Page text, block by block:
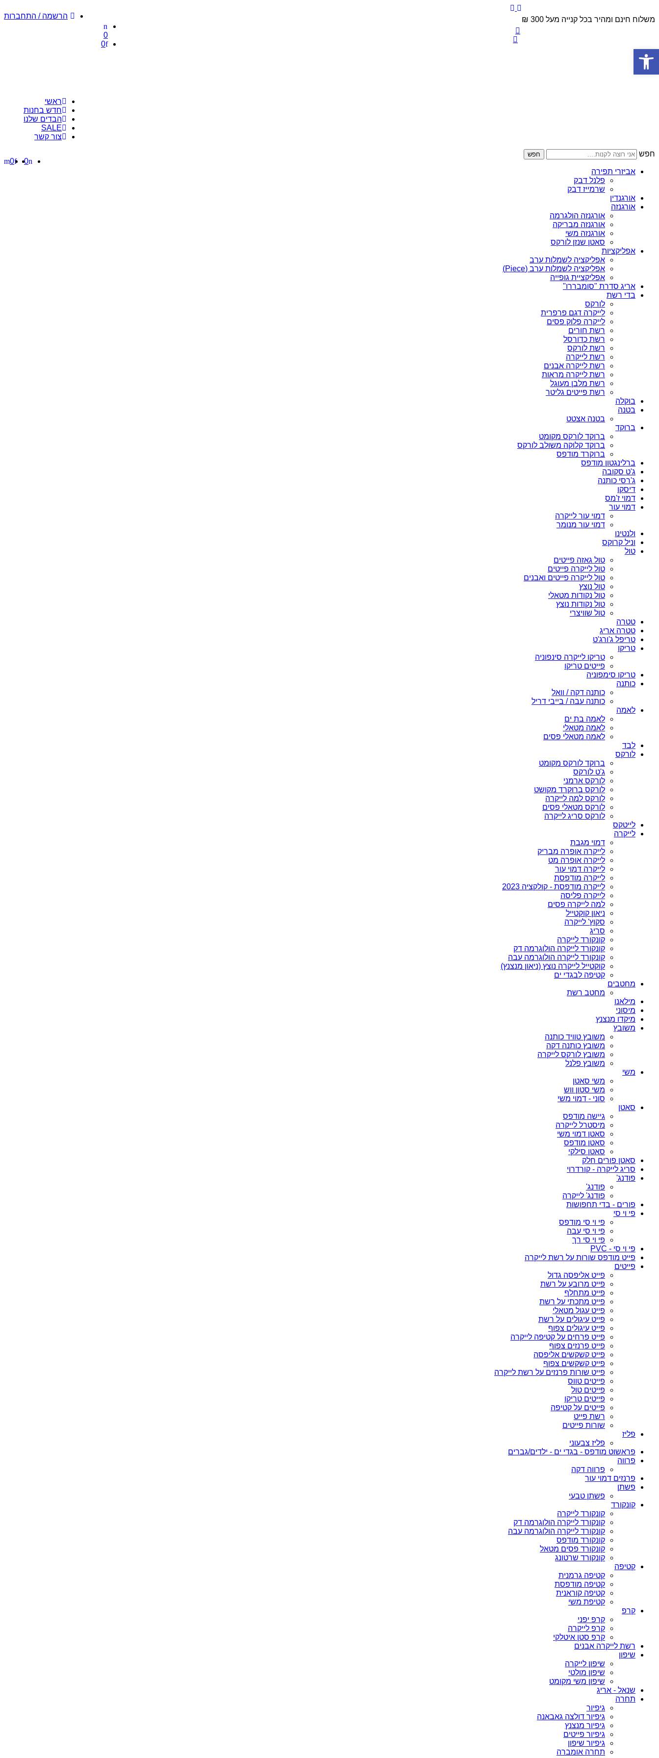
משלוח חינם ומהיר בכל קנייה מעל 300 ₪ הרשמה / התחברות
0
0
ראשי
חדש בחנות
הבדים שלנו
SALE
צור קשר
0
0
חפש חפש
אביזרי תפירה
פלנל דבק
שרמייז דבק
אורגנדין
אורגנזה
אורגנזה הולגרמה
אורגנזה מבריקה
אורגנזה משי
סאטן שנזן לורקס
אפליקציות
אפליקציה לשמלות ערב
אפליקציה לשמלות ערב (Piece)
אפליקציית גופייה
אריג סדרת "סומבררו"
בדי רשת
לורקס
לייקרה דגם פרפרית
לייקרה פלוק פסים
רשת חורים
רשת כדורסל
רשת לורקס
רשת לייקרה
רשת לייקרה אבנים
רשת לייקרה מראות
רשת מלבן מעוגל
רשת פייטים גליטר
בוקלה
בטנה
בטנה אצטט
ברוקד
ברוקד לורקס מקומט
ברוקד קלוקה משולב לורקס
ברוקרד מודפס
ברלינגטון מודפס
ג'ט סקובה
ג'רסי כותנה
דיסקו
דמוי ז'מס
דמוי עור
דמוי עור לייקרה
דמוי עור מנומר
ולנטינו
וניל קרוקס
טול
טול גאזה פייטים
טול לייקרה פייטים
טול לייקרה פייטים ואבנים
טול נוצץ
טול נקודות מטאלי
טול נקודות נוצץ
טול שוויצרי
טטרה
טטרה אריג
טריפל ג'ורג'ט
טריקו
טריקו לייקרה סינפוניה
פייטים טריקו
טריקו סימפוניה
כותנה
כותנה דקה / וואל
כותנה עבה / בייבי דריל
לאמה
לאמה בת ים
לאמה מטאלי
לאמה מטאלי פסים
לבד
לורקס
ברוקד לורקס מקומט
ג'ט לורקס
לורקס ארמני
לורקס ברוקרד מקושט
לורקס למה לייקרה
לורקס מטאלי פסים
לורקס סריג לייקרה
לייטקס
לייקרה
דמוי מגבת
לייקרה אופרה מבריק
לייקרה אופרה מט
לייקרה דמוי עור
לייקרה מודפסת
לייקרה מודפסת - קולקציה 2023
לייקרה פליסה
למה לייקרה פסים
ניאון קוקטייל
סקוץ' לייקרה
סריג
קונקורד לייקרה
קונקורד לייקרה הולוגרמה דק
קונקורד לייקרה הולוגרמה עבה
קוקטייל לייקרה נוצץ (ניאון מנצנץ)
קטיפה לבגדי ים
מחטבים
מחטב רשת
מילאנו
מיסוני
מיקדו מנצנץ
משובץ
משובץ טוויד כותנה
משובץ כותנה דקה
משובץ לורקס לייקרה
משובץ פלנל
משי
משי סאטן
משי סטון ווש
סוני - דמוי משי
סאטן
גיישה מודפס
מיסטרל לייקרה
סאטן דמוי משי
סאטן מודפס
סאטן סילקי
סאטן פורים חלק
סריג לייקרה - קורדרוי
פודנג'
פודנג'
פודנג' לייקרה
פורים - בדי תחפושות
פי וי סי
פי וי סי מודפס
פי וי סי עבה
פי וי סי רך
פי וי סי - PVC
פייט מודפס שורות על רשת לייקרה
פייטים
פייט אליפסה גדול
פייט מרובע על רשת
פייט מתחלף
פייט מתכתי על רשת
פייט עגול מטאלי
פייט עיגולים על רשת
פייט עיגולים צפוף
פייט פרחים על קטיפה לייקרה
פייט פרנזים צפוף
פייט קשקשים אליפסה
פייט קשקשים צפוף
פייט שורות פרנזים על רשת לייקרה
פייטים טווס
פייטים טול
פייטים טריקו
פייטים על קטיפה
רשת פייט
שורות פייטים
פליז
פליז צבעוני
פראשוט מודפס - בגדי ים - ילדים/גברים
פרווה
פרווה דקה
פרנזים דמוי עור
פשתן
פשתן טבעי
קונקורד
קונקורד לייקרה
קונקורד לייקרה הולוגרמה דק
קונקורד לייקרה הולוגרמה עבה
קונקורד מודפס
קונקורד פסים מטאל
קונקורד שרטונג
קטיפה
קטיפה גרמנית
קטיפה מודפסת
קטיפה קוראנית
קטיפת משי
קרפ
קרפ יפני
קרפ לייקרה
קרפ סטן איטלקי
רשת לייקרה אבנים
שיפון
שיפון לייקרה
שיפון מולטי
שיפון משי מקומט
שנאל - אריג
תחרה
גיפיור
גיפיור דולצה גאבאנה
גיפיור מנצנץ
גיפיור פייטים
גיפיור שיפון
תחרה אומברה
פתח סרגל נגישות